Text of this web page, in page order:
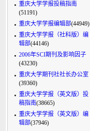
重庆大学学报投稿指南
(51191)
重庆大学学报编辑部(44949)
重庆大学学报（社科版）编
辑部(44146)
2006年SCI期刊及影响因子
(43230)
重庆大学期刊社社长办公室
(39360)
重庆大学学报（英文版）投
稿指南(38665)
重庆大学学报（英文版）编
辑部(37946)